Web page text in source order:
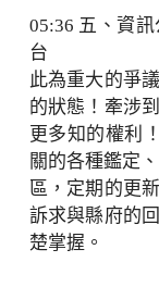
05:36 五、資
台
此為重大的爭
的狀態！牽涉
更多知的權利
關的各種鑑定
區，定期的更
訴求與縣府的
楚掌握。